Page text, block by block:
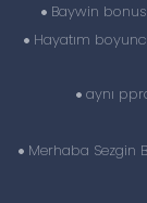
Baywin
Hayatım
aynı
Merhaba Sezgin